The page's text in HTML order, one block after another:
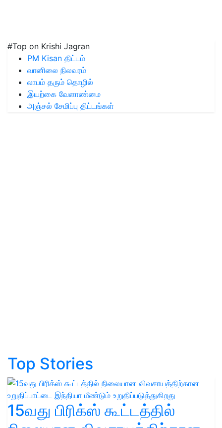
#Top on Krishi Jagran
PM Kisan திட்டம்
வானிலை நிலவரம்
லாபம் தரும் தொழில்
இயற்கை வேளாண்மை
அஞ்சல் சேமிப்பு திட்டங்கள்
Top Stories
15வது பிரிக்ஸ் கூட்டத்தில்